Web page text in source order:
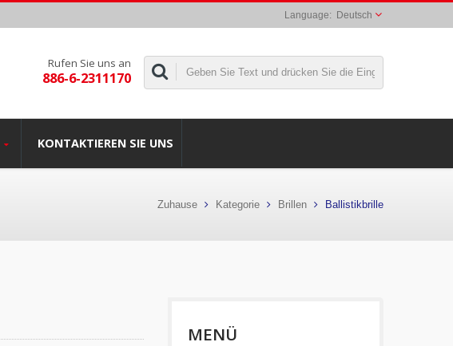
Deutsch
Rufen Sie uns an
886-6-2311170
KONTAKTIEREN SIE UNS
Zuhause Kategorie Brillen Ballistikbrille
MENÜ